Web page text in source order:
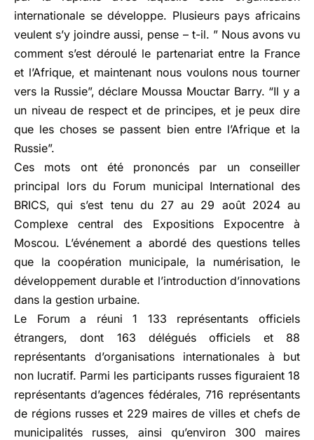
internationale se développe. Plusieurs pays africains
veulent s’y joindre aussi, pense – t-il. ” Nous avons vu
comment s’est déroulé le partenariat entre la France
et l’Afrique, et maintenant nous voulons nous tourner
vers la Russie”, déclare Moussa Mouctar Barry. “Il y a
un niveau de respect et de principes, et je peux dire
que les choses se passent bien entre l’Afrique et la
Russie”.
Ces mots ont été prononcés par un conseiller
principal lors du Forum municipal International des
BRICS, qui s’est tenu du 27 au 29 août 2024 au
Complexe central des Expositions Expocentre à
Moscou. L’événement a abordé des questions telles
que la coopération municipale, la numérisation, le
développement durable et l’introduction d’innovations
dans la gestion urbaine.
Le Forum a réuni 1 133 représentants officiels
étrangers, dont 163 délégués officiels et 88
représentants d’organisations internationales à but
non lucratif. Parmi les participants russes figuraient 18
représentants d’agences fédérales, 716 représentants
de régions russes et 229 maires de villes et chefs de
municipalités russes, ainsi qu’environ 300 maires